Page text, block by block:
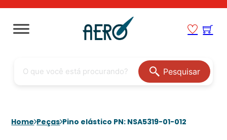
Pesquisar
Home Peças Pino elástico PN: NSA5319-01-012